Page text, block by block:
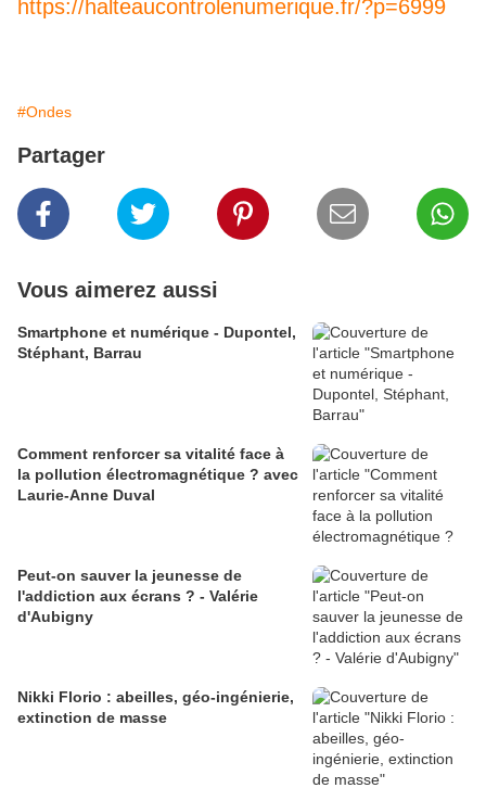
https://halteaucontrolenumerique.fr/?p=6999
#Ondes
Partager
Vous aimerez aussi
Smartphone et numérique - Dupontel,
Stéphant, Barrau
Comment renforcer sa vitalité face à
la pollution électromagnétique ? avec
Laurie-Anne Duval
Peut-on sauver la jeunesse de
l'addiction aux écrans ? - Valérie
d'Aubigny
Nikki Florio : abeilles, géo-ingénierie,
extinction de masse